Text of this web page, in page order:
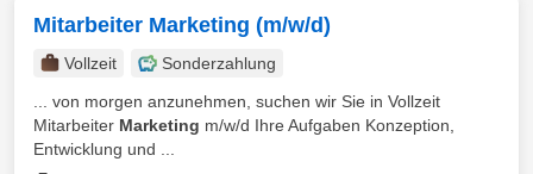
Mitarbeiter Marketing (m/w/d)
Vollzeit
Sonderzahlung
... von morgen anzunehmen, suchen wir Sie in Vollzeit
Mitarbeiter Marketing m/w/d Ihre Aufgaben Konzeption,
Entwicklung und ...